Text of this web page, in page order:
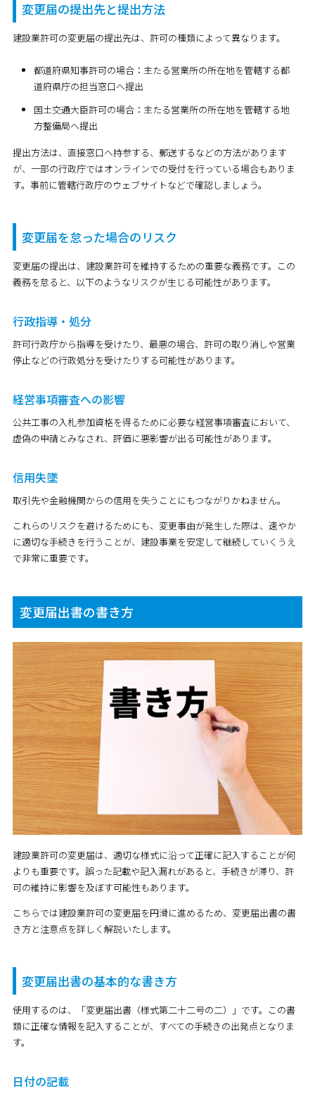
変更届の提出先と提出方法
建設業許可の変更届の提出先は、許可の種類によって異なります。
都道府県知事許可の場合：主たる営業所の所在地を管轄する都
道府県庁の担当窓口へ提出
国土交通大臣許可の場合：主たる営業所の所在地を管轄する地
方整備局へ提出
提出方法は、直接窓口へ持参する、郵送するなどの方法があります
が、一部の行政庁ではオンラインでの受付を行っている場合もありま
す。事前に管轄行政庁のウェブサイトなどで確認しましょう。
変更届を怠った場合のリスク
変更届の提出は、建設業許可を維持するための重要な義務です。この
義務を怠ると、以下のようなリスクが生じる可能性があります。
行政指導・処分
許可行政庁から指導を受けたり、最悪の場合、許可の取り消しや営業
停止などの行政処分を受けたりする可能性があります。
経営事項審査への影響
公共工事の入札参加資格を得るために必要な経営事項審査において、
虚偽の申請とみなされ、評価に悪影響が出る可能性があります。
信用失墜
取引先や金融機関からの信用を失うことにもつながりかねません。
これらのリスクを避けるためにも、変更事由が発生した際は、速やか
に適切な手続きを行うことが、建設事業を安定して継続していくうえ
で非常に重要です。
変更届出書の書き方
建設業許可の変更届は、適切な様式に沿って正確に記入することが何
よりも重要です。誤った記載や記入漏れがあると、手続きが滞り、許
可の維持に影響を及ぼす可能性もあります。
こちらでは建設業許可の変更届を円滑に進めるため、変更届出書の書
き方と注意点を詳しく解説いたします。
変更届出書の基本的な書き方
使用するのは、「変更届出書（様式第二十二号の二）」です。この書
類に正確な情報を記入することが、すべての手続きの出発点となりま
す。
日付の記載